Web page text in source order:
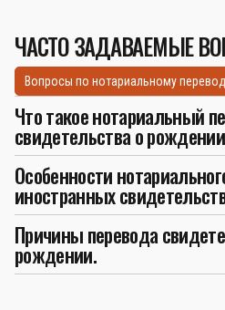
ЧАСТО ЗАДАВАЕМЫЕ
Вопросы по нотариальному
Что такое нотариальный
свидетельства о
Особенности
иностранных
Причины перевода
рождении.